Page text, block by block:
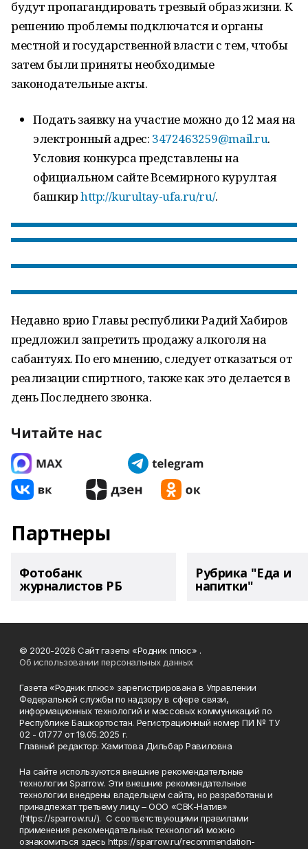
будут пропагандировать трезвый образ жизни. К
решению проблемы подключатся и органы
местной и государственной власти с тем, чтобы
затем были приняты необходимые
законодательные акты.
Подать заявку на участие можно до 12 мая на
электронный адрес: 3472463259@mail.ru.
Условия конкурса представлены на
официальном сайте Всемирного курултая
башкирhttp://kurultay-ufa.ru/ru/.
Недавно врио Главы республики Радий Хабиров
предложил запретить продажу алкоголя на
сабантуях. По его мнению, следует отказаться от
реализации спиртного, также как это делается в
день Последнего звонка.
Читайте нас
Партнеры
Фотобанк
журналистов РБ
Рубрика "Еда и
напитки"
© 2020-2026 Сайт газеты «Родник плюс» .
Об использовании персональных данных
Газета «Родник плюс» зарегистрирована в Управлении
Федеральной службы по надзору в сфере связи,
информационных технологий и массовых коммуникаций по
Республике Башкортостан. Регистрационный номер ПИ № ТУ
02 - 01777 от 19.05.2025 г.
Главный редактор: Хамитова Дильбар Равиловна
На сайте используются внешние рекомендательные
технологии Sparrow. Эти внешние рекомендательные
технологии внедрены владельцем сайта, но разработаны и
принадлежат третьему лицу – ООО «СВК-Натив»
(https://sparrow.ru/). С соответствующими правилами
применения рекомендательных технологий можно
ознакомиться здесь https://sparrow.ru/recommendation-